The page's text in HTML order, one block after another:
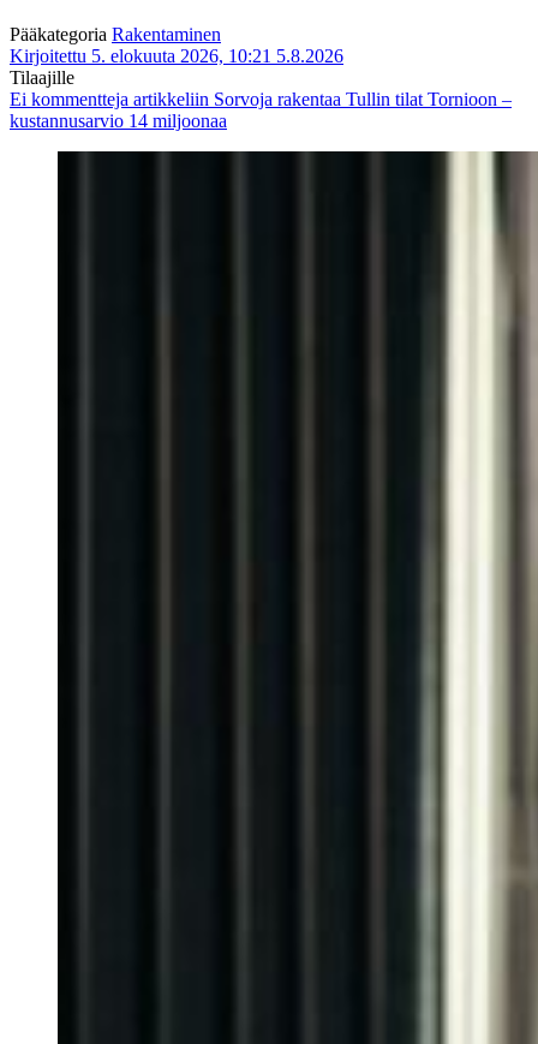
Pääkategoria Rakentaminen
Kirjoitettu 5. elokuuta 2026, 10:21 5.8.2026
Tilaajille
Ei kommentteja artikkeliin Sorvoja rakentaa Tullin tilat Tornioon –
kustannusarvio 14 miljoonaa